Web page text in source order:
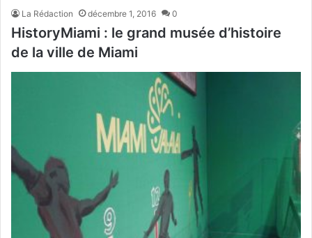
La Rédaction décembre 1, 2016 0
HistoryMiami : le grand musée d’histoire
de la ville de Miami